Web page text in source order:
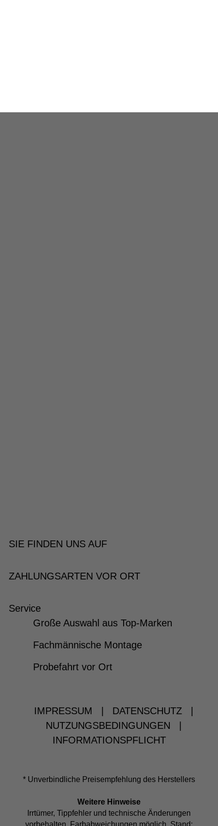
SIE FINDEN UNS AUF
ZAHLUNGSARTEN VOR ORT
Service
Große Auswahl aus Top-Marken
Fachmännische Montage
Probefahrt vor Ort
IMPRESSUM DATENSCHUTZ
NUTZUNGSBEDINGUNGEN
INFORMATIONSPFLICHT
* Unverbindliche Preisempfehlung des Herstellers
Weitere Hinweise
Irrtümer, Tippfehler und technische Änderungen